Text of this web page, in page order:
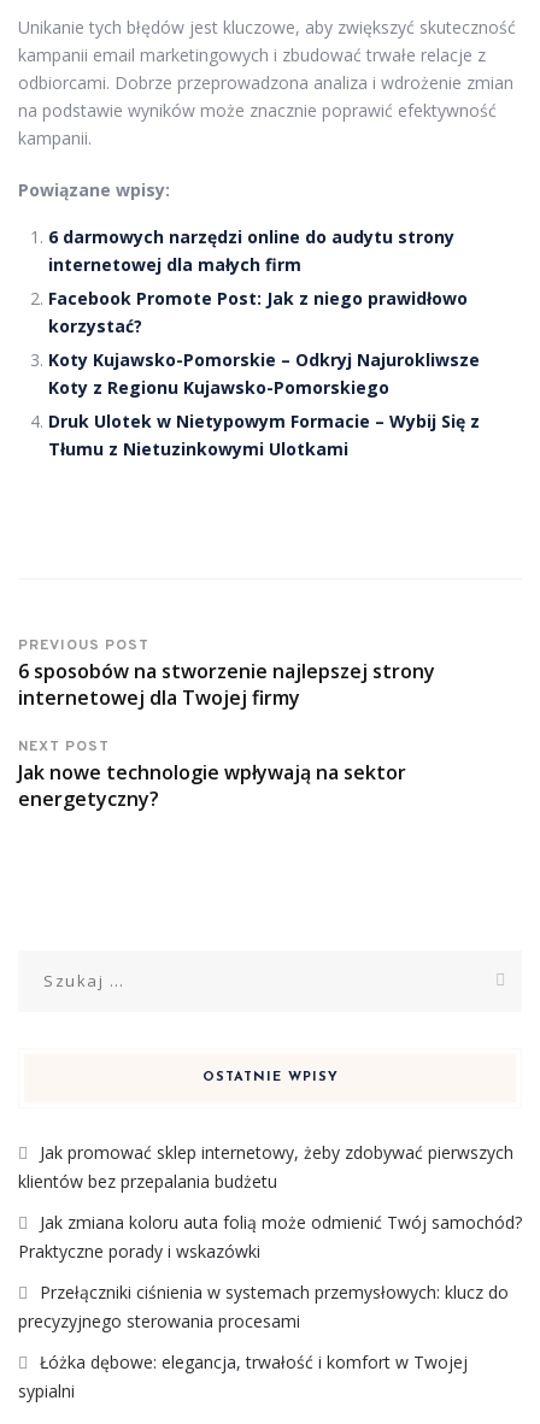
Unikanie tych błędów jest kluczowe, aby zwiększyć skuteczność
kampanii email marketingowych i zbudować trwałe relacje z
odbiorcami. Dobrze przeprowadzona analiza i wdrożenie zmian
na podstawie wyników może znacznie poprawić efektywność
kampanii.
Powiązane wpisy:
6 darmowych narzędzi online do audytu strony
internetowej dla małych firm
Facebook Promote Post: Jak z niego prawidłowo
korzystać?
Koty Kujawsko-Pomorskie – Odkryj Najurokliwsze
Koty z Regionu Kujawsko-Pomorskiego
Druk Ulotek w Nietypowym Formacie – Wybij Się z
Tłumu z Nietuzinkowymi Ulotkami
PREVIOUS POST
6 sposobów na stworzenie najlepszej strony
internetowej dla Twojej firmy
NEXT POST
Jak nowe technologie wpływają na sektor
energetyczny?
OSTATNIE WPISY
Jak promować sklep internetowy, żeby zdobywać pierwszych
klientów bez przepalania budżetu
Jak zmiana koloru auta folią może odmienić Twój samochód?
Praktyczne porady i wskazówki
Przełączniki ciśnienia w systemach przemysłowych: klucz do
precyzyjnego sterowania procesami
Łóżka dębowe: elegancja, trwałość i komfort w Twojej
sypialni